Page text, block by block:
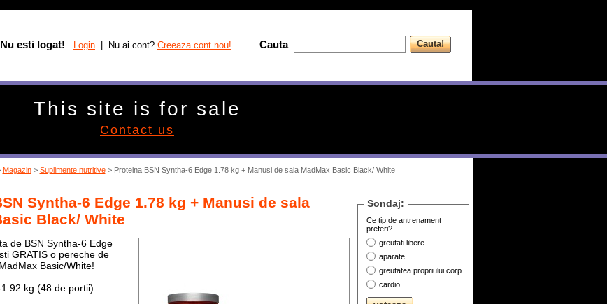
Magazin> Suplimente nutritive> Proteina BSN Syntha-6 Edge 1.78 kg + Manusi de sala MadMax Basic Black/ White
Syntha-6 Edge 1.78 kg + Manusi de sala
Black/ White
de BSN Syntha-6 Edge
GRATIS o pereche de
Basic/White!
kg (48 de portii)
Sondaj:
Ce tip de antrenament
preferi?
greutati libere
aparate
greutatea propriului corp
cardio
Nu esti logat! Login | Nu ai cont? Creeaza cont nou! Cauta
This site is for sale
Contact us